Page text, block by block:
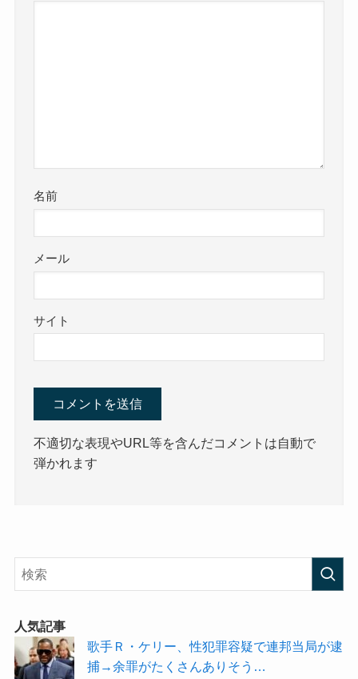
名前
メール
サイト
不適切な表現やURL等を含んだコメントは自動で
弾かれます
人気記事
歌手Ｒ・ケリー、性犯罪容疑で連邦当局が逮
捕→余罪がたくさんありそう…